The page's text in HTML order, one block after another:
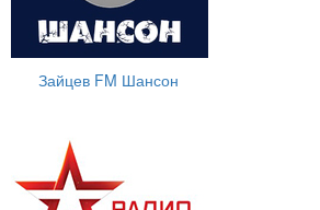
Зайцев FM Шансон